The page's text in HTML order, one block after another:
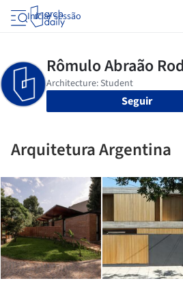
Iniciar sessão
Seguir
Arquitetura Argentina